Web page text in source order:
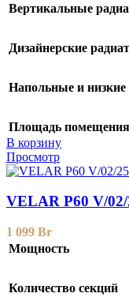
Вертикальные
Дизайнерские
Напольные и
Площадь помещения
В корзину
Просмотр
VELAR P60 V/
1 099 Br
Мощность
Количество секций